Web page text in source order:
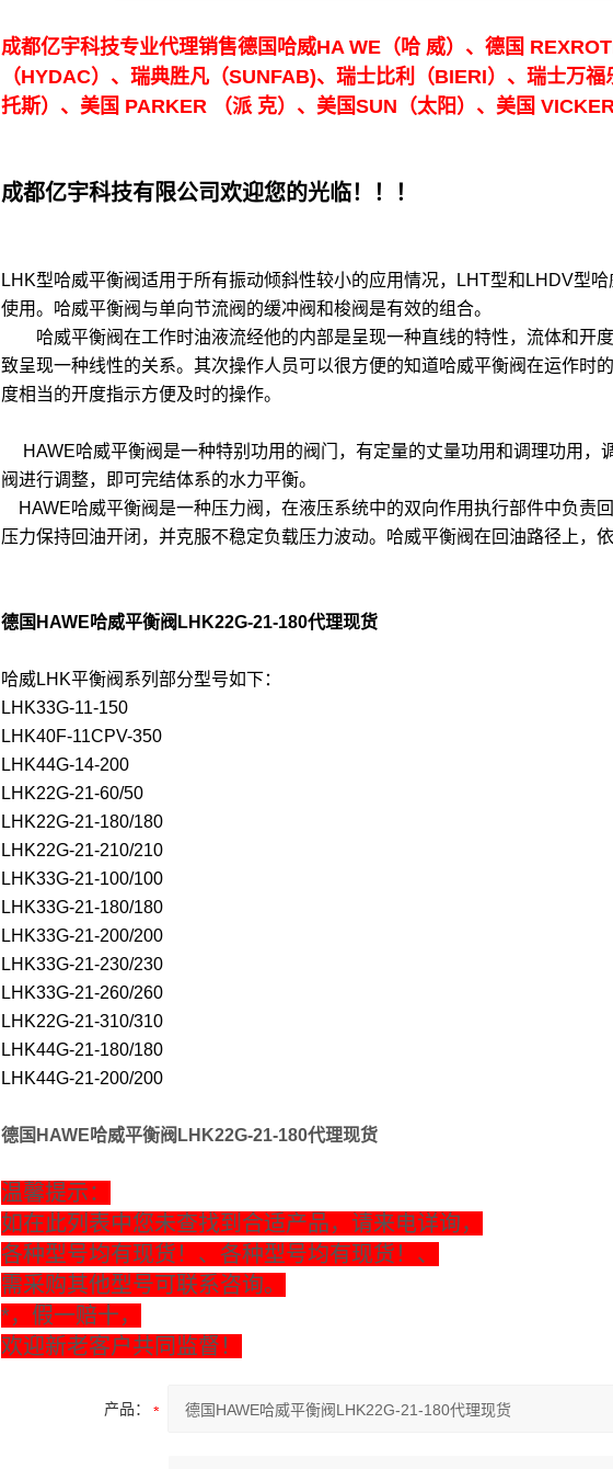
成都亿宇科技专业代理销售德国哈威HA WE（哈 威）、德国
（HYDAC）、瑞典胜凡（SUNFAB)、瑞士比利（BIERI）、瑞士万
托斯）、美国 PARKER （派 克）、美国SUN（太阳）、美国
成都亿宇科技有限公司欢迎您的光临！！！
LHK型哈威平衡阀适用于所有振动倾斜性较小的应用情况，LHT型和LHDV型
使用。哈威平衡阀与单向节流阀的缓冲阀和梭阀是有效的组合。
哈威平衡阀在工作时油液流经他的内部是呈现一种直线的特性，流体和开
致呈现一种线性的关系。其次操作人员可以很方便的知道哈威平衡阀在运作时
度相当的开度指示方便及时的操作。
HAWE哈威平衡阀是一种特别功用的阀门，有定量的丈量功用和调理功用，
阀进行调整，即可完结体系的水力平衡。
HAWE哈威平衡阀是一种压力阀，在液压系统中的双向作用执行部件中负责
压力保持回油开闭，并克服不稳定负载压力波动。哈威平衡阀在回油路径上，
德国HAWE哈威平衡阀LHK22G-21-180代理现货
哈威LHK平衡阀系列部分型号如下：
LHK33G-11-150
LHK40F-11CPV-350
LHK44G-14-200
LHK22G-21-60/50
LHK22G-21-180/180
LHK22G-21-210/210
LHK33G-21-100/100
LHK33G-21-180/180
LHK33G-21-200/200
LHK33G-21-230/230
LHK33G-21-260/260
LHK22G-21-310/310
LHK44G-21-180/180
LHK44G-21-200/200
德国HAWE哈威平衡阀LHK22G-21-180代理现货
温馨提示：
如在此列表中您未查找到合适产品，请来电详询，
各种型号均有现货！、各种型号均有现货！、
需采购其他型号可联系咨询。
*，假一赔十，
欢迎新老客户共同监督！
产品：